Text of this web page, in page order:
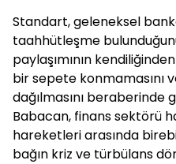
Standart, geleneksel
taahhütleşme
paylaşımının
bir sepete konmamasını
dağılmasını beraberinde
Babacan, finans sektörü
hareketleri arasında
bağın kriz ve türbülans